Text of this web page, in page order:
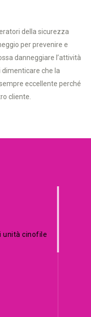
della sicurezza
per prevenire e
danneggiare l’attività
che la
eccellente perché
cliente.
unità cinofile